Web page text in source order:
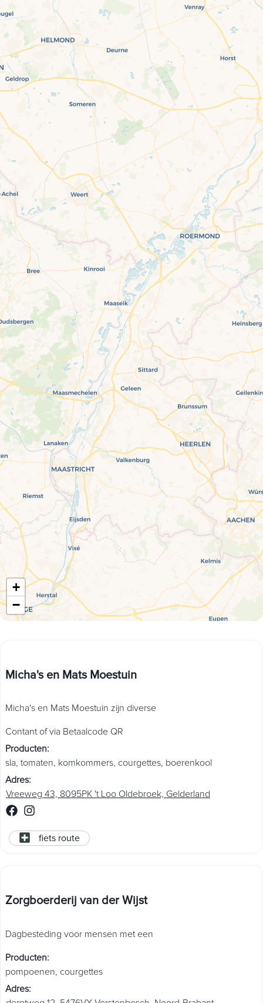
+
−
Micha's en Mats Moestuin
Micha's en Mats Moestuin zijn diverse
Contant of via Betaalcode QR
Producten:
sla, tomaten, komkommers, courgettes, boerenkool
Adres:
Vreeweg 43, 8095PK 't Loo Oldebroek, Gelderland
fiets route
Zorgboerderij van der Wijst
Dagbesteding voor mensen met een
Producten:
pompoenen, courgettes
Adres: